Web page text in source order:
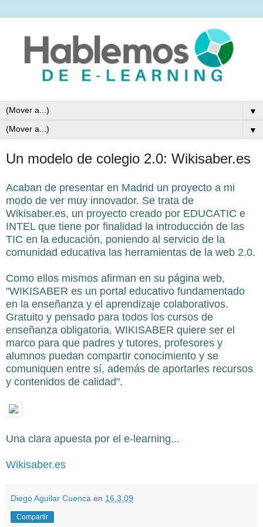
▼
▼
Un modelo de colegio 2.0: Wikisaber.es
Acaban de presentar en Madrid un proyecto a mi
modo de ver muy innovador. Se trata de
Wikisaber.es, un proyecto creado por EDUCATIC e
INTEL que tiene por finalidad la introducción de las
TIC en la educación, poniendo al servicio de la
comunidad educativa las herramientas de la web 2.0.
Como ellos mismos afirman en su página web,
"WIKISABER es un portal educativo fundamentado
en la enseñanza y el aprendizaje colaborativos.
Gratuito y pensado para todos los cursos de
enseñanza obligatoria, WIKISABER quiere ser el
marco para que padres y tutores, profesores y
alumnos puedan compartir conocimiento y se
comuniquen entre sí, además de aportarles recursos
y contenidos de calidad".
Una clara apuesta por el e-learning...
Wikisaber.es
Diego Aguilar Cuenca en 16.3.09
Compartir